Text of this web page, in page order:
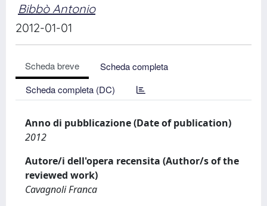
Bibbò Antonio
2012-01-01
Scheda breve
Scheda completa
Scheda completa (DC)
Anno di pubblicazione (Date of publication)
2012
Autore/i dell'opera recensita (Author/s of the
reviewed work)
Cavagnoli Franca